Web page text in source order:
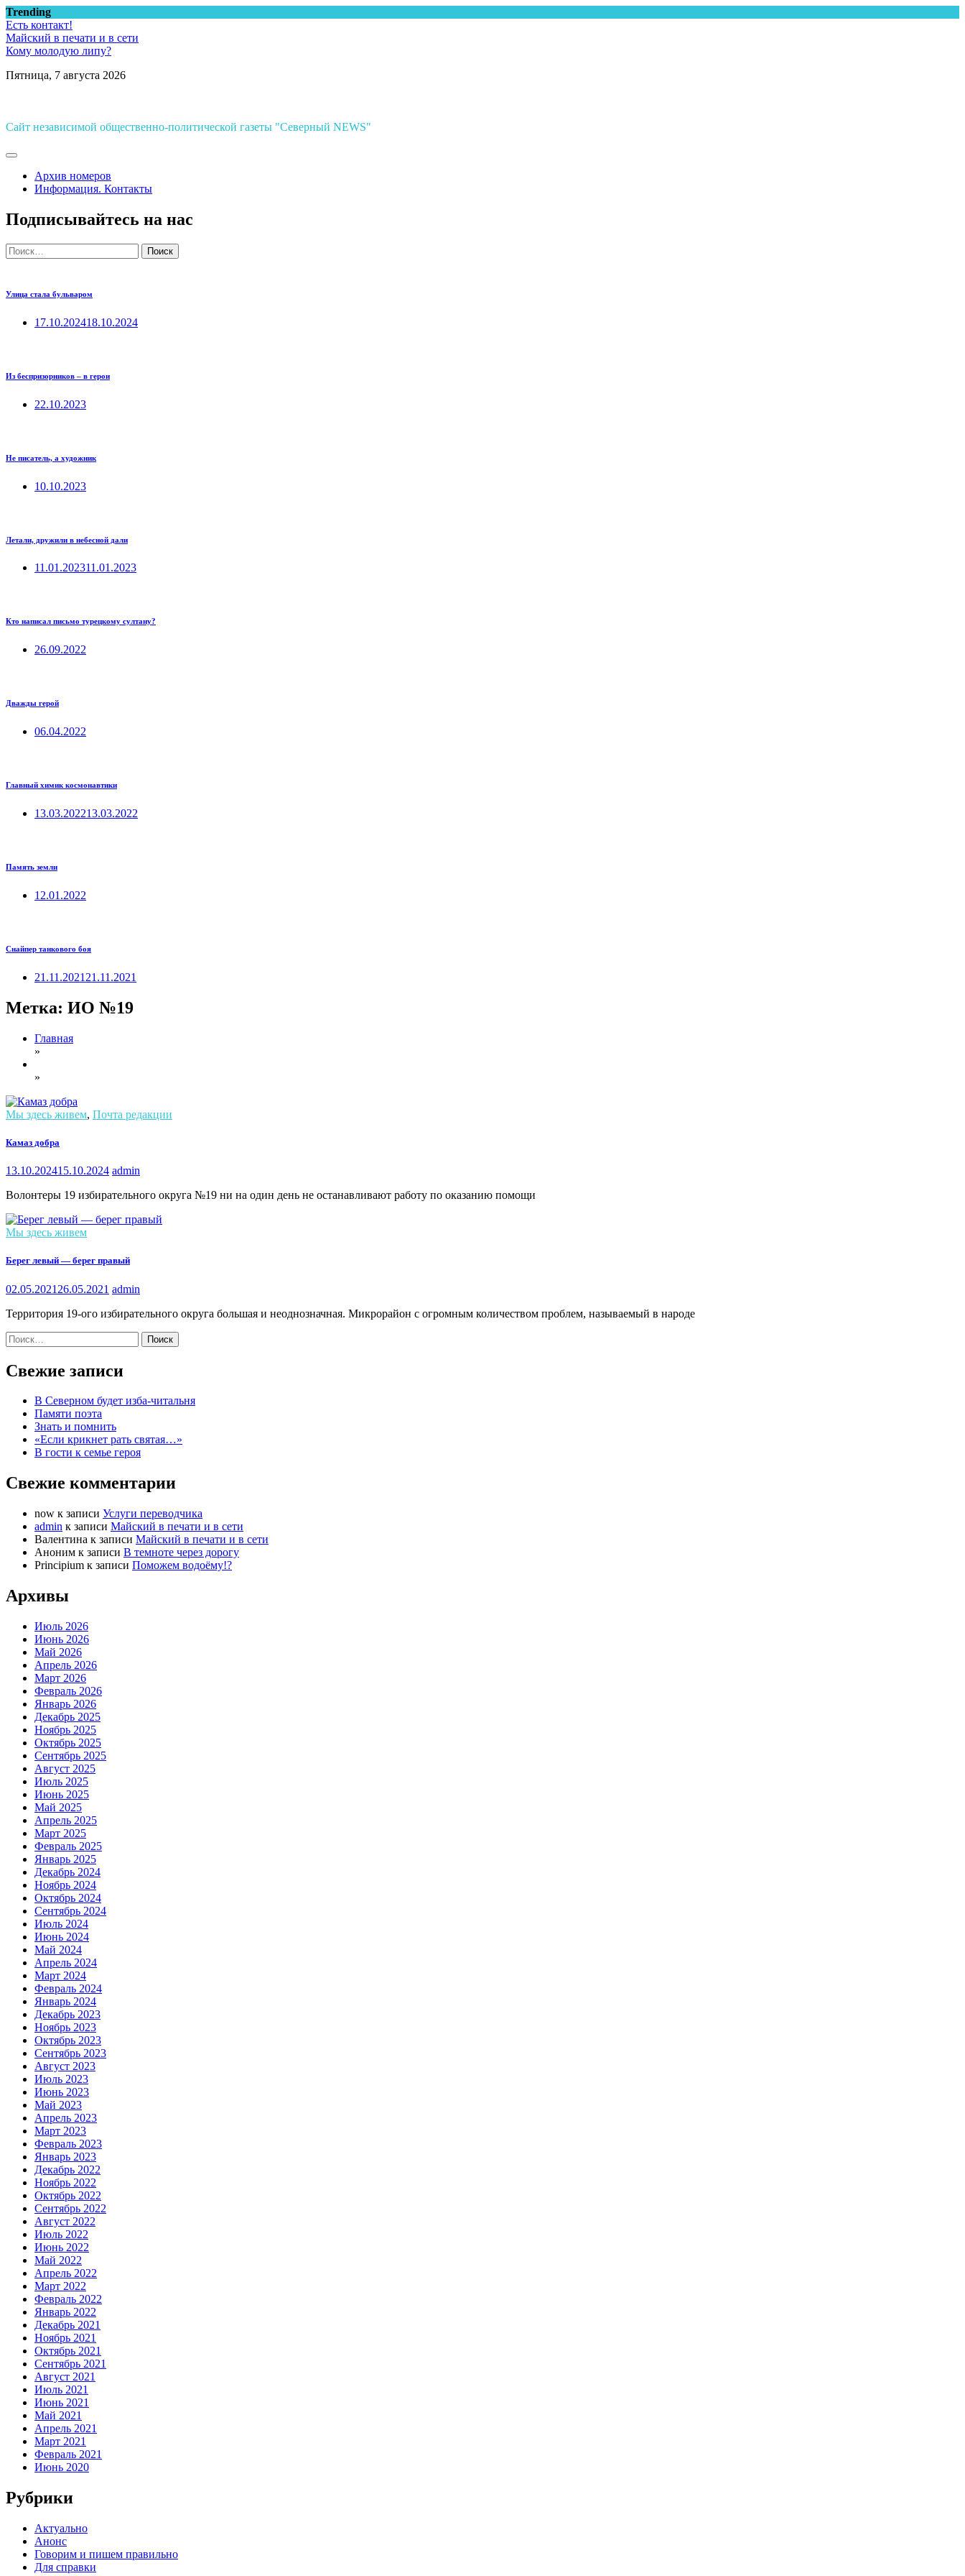
Перейти
к
содержимому
Trending
Есть контакт!
Майский в печати и в сети
Кому молодую липу?
Пятница, 7 августа 2026
Сайт независимой общественно-политической газеты "Северный NEWS"
Архив номеров
Информация. Контакты
Подписывайтесь на нас
Найти:
Улица стала бульваром
17.10.202418.10.2024
Из беспризорников – в герои
22.10.2023
Не писатель, а художник
10.10.2023
Летали, дружили в небесной дали
11.01.202311.01.2023
Кто написал письмо турецкому султану?
26.09.2022
Дважды герой
06.04.2022
Главный химик космонавтики
13.03.202213.03.2022
Память земли
12.01.2022
Снайпер танкового боя
21.11.2021 21.11.2021
Метка: ИО №19
Главная
»
»
Мы здесь живем, Почта редакции
Камаз добра
13.10.202415.10.2024 admin
Волонтеры 19 избирательного округа №19 ни на один день не останавливают работу по оказанию помощи
Мы здесь живем
Берег левый — берег правый
02.05.2021 26.05.2021 admin
Территория 19-ого избирательного округа большая и неоднозначная. Микрорайон с огромным количеством проблем, называемый в народе
Найти:
Свежие записи
В Северном будет изба-читальня
Памяти поэта
Знать и помнить
«Если крикнет рать святая…»
В гости к семье героя
Свежие комментарии
now к записи Услуги переводчика
admin к записи Майский в печати и в сети
Валентина к записи Майский в печати и в сети
Аноним к записи В темноте через дорогу
Principium к записи Поможем водоёму!?
Архивы
Июль 2026
Июнь 2026
Май 2026
Апрель 2026
Март 2026
Февраль 2026
Январь 2026
Декабрь 2025
Ноябрь 2025
Октябрь 2025
Сентябрь 2025
Август 2025
Июль 2025
Июнь 2025
Май 2025
Апрель 2025
Март 2025
Февраль 2025
Январь 2025
Декабрь 2024
Ноябрь 2024
Октябрь 2024
Сентябрь 2024
Июль 2024
Июнь 2024
Май 2024
Апрель 2024
Март 2024
Февраль 2024
Январь 2024
Декабрь 2023
Ноябрь 2023
Октябрь 2023
Сентябрь 2023
Август 2023
Июль 2023
Июнь 2023
Май 2023
Апрель 2023
Март 2023
Февраль 2023
Январь 2023
Декабрь 2022
Ноябрь 2022
Октябрь 2022
Сентябрь 2022
Август 2022
Июль 2022
Июнь 2022
Май 2022
Апрель 2022
Март 2022
Февраль 2022
Январь 2022
Декабрь 2021
Ноябрь 2021
Октябрь 2021
Сентябрь 2021
Август 2021
Июль 2021
Июнь 2021
Май 2021
Апрель 2021
Март 2021
Февраль 2021
Июнь 2020
Рубрики
Актуально
Анонс
Говорим и пишем правильно
Для справки